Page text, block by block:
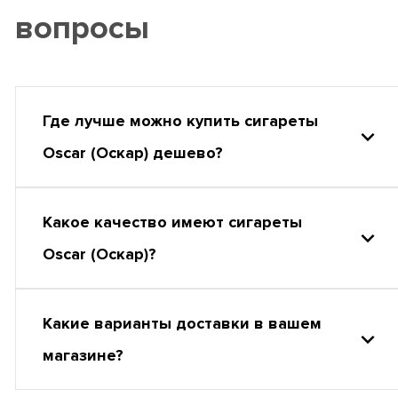
вопросы
Где лучше можно купить сигареты
Oscar (Оскар) дешево?
Какое качество имеют сигареты
Oscar (Оскар)?
Какие варианты доставки в вашем
магазине?